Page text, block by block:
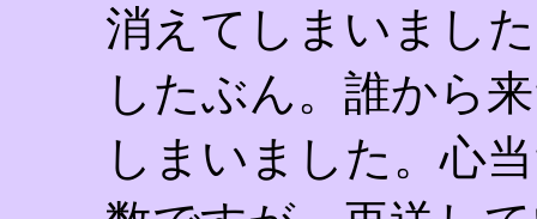
消えてしまいまし
したぶん。誰から
しまいました。心